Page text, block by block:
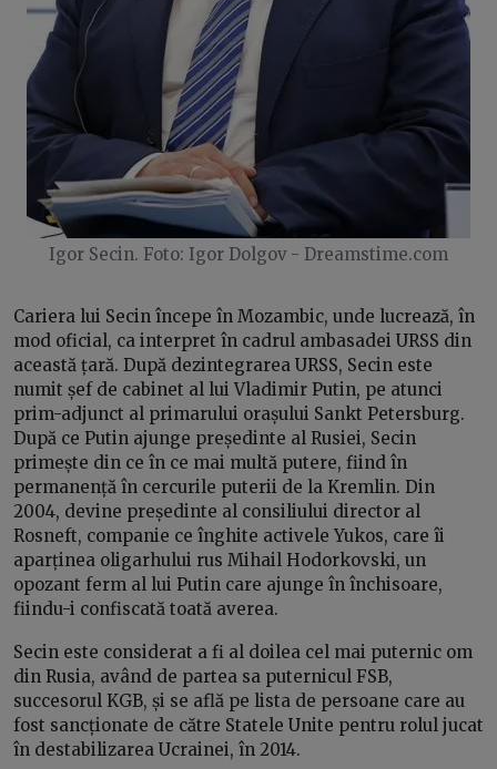
Igor Secin. Foto: Igor Dolgov - Dreamstime.com
Cariera lui Secin începe în Mozambic, unde lucrează, în
mod oficial, ca interpret în cadrul ambasadei URSS din
această țară. După dezintegrarea URSS, Secin este
numit șef de cabinet al lui Vladimir Putin, pe atunci
prim-adjunct al primarului orașului Sankt Petersburg.
După ce Putin ajunge președinte al Rusiei, Secin
primește din ce în ce mai multă putere, fiind în
permanență în cercurile puterii de la Kremlin. Din
2004, devine președinte al consiliului director al
Rosneft, companie ce înghite activele Yukos, care îi
aparținea oligarhului rus Mihail Hodorkovski, un
opozant ferm al lui Putin care ajunge în închisoare,
fiindu-i confiscată toată averea.
Secin este considerat a fi al doilea cel mai puternic om
din Rusia, având de partea sa puternicul FSB,
succesorul KGB, și se află pe lista de persoane care au
fost sancționate de către Statele Unite pentru rolul jucat
în destabilizarea Ucrainei, în 2014.